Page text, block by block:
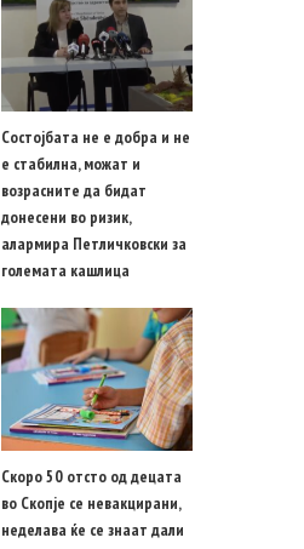
Состојбата не е добра и не
е стабилна, можат и
возрасните да бидат
донесени во ризик,
алармира Петличковски за
големата кашлица
Скоро 50 отсто од децата
во Скопје се невакцирани,
неделава ќе се знаат дали